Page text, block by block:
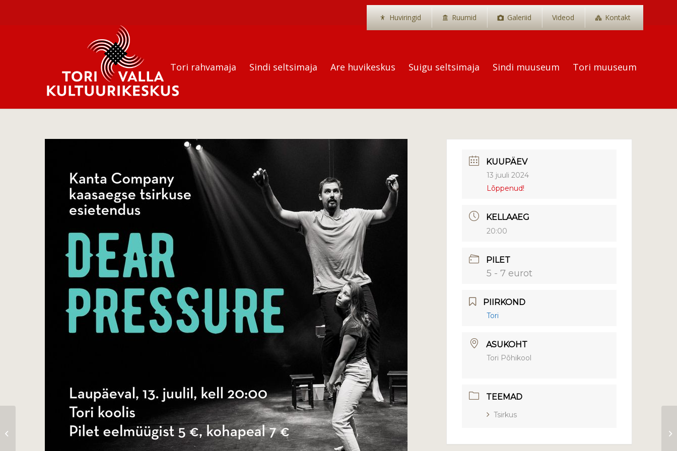
Huviringid Ruumid Galeriid Videod Kontakt
Tori rahvamaja Sindi seltsimaja Are huvikeskus Suigu seltsimaja Sindi muuseum Tori muuseum
KUUPÄEV
13 juuli 2024
Lõppenud!
KELLAAEG
20:00
PILET
5 - 7 eurot
PIIRKOND
Tori
ASUKOHT
Tori Põhikool
TEEMAD
Tsirkus
Tori põrgu triatlon